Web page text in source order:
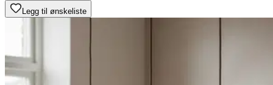
Legg til ønskeliste